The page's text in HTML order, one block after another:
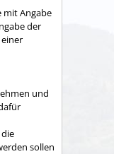
mit Angabe
der
und
sollen